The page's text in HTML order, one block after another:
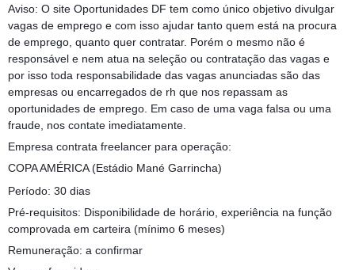
Aviso: O site Oportunidades DF tem como único objetivo divulgar
vagas de emprego e com isso ajudar tanto quem está na procura
de emprego, quanto quer contratar. Porém o mesmo não é
responsável e nem atua na seleção ou contratação das vagas e
por isso toda responsabilidade das vagas anunciadas são das
empresas ou encarregados de rh que nos repassam as
oportunidades de emprego. Em caso de uma vaga falsa ou uma
fraude, nos contate imediatamente.
Empresa contrata freelancer para operação:
COPA AMÉRICA (Estádio Mané Garrincha)
Período: 30 dias
Pré-requisitos: Disponibilidade de horário, experiência na função
comprovada em carteira (mínimo 6 meses)
Remuneração: a confirmar